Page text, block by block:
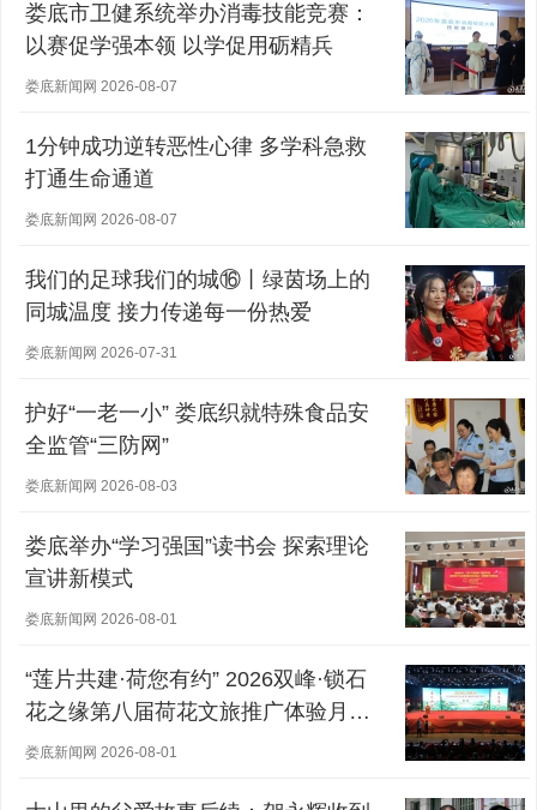
娄底市卫健系统举办消毒技能竞赛：
以赛促学强本领 以学促用砺精兵
娄底新闻网 2026-08-07
1分钟成功逆转恶性心律 多学科急救
打通生命通道
娄底新闻网 2026-08-07
我们的足球我们的城⑯丨绿茵场上的
同城温度 接力传递每一份热爱
娄底新闻网 2026-07-31
护好“一老一小” 娄底织就特殊食品安
全监管“三防网”
娄底新闻网 2026-08-03
娄底举办“学习强国”读书会 探索理论
宣讲新模式
娄底新闻网 2026-08-01
“莲片共建·荷您有约” 2026双峰·锁石
花之缘第八届荷花文旅推广体验月盛
大开幕
娄底新闻网 2026-08-01